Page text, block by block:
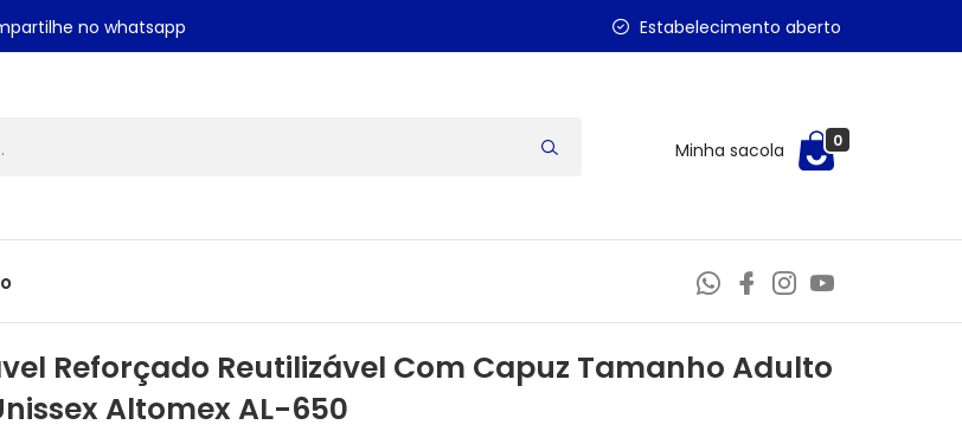
no whatsapp Estabelecimento aberto
Minha sacola 0
Reforçado Reutilizável Com Capuz Tamanho Adulto
Altomex AL-650